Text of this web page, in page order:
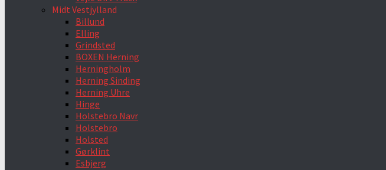
Midt Vestjylland
Billund
Elling
Grindsted
BOXEN Herning
Herningholm
Herning Sinding
Herning Uhre
Hinge
Holstebro Navr
Holstebro
Holsted
Gørklint
Esbjerg